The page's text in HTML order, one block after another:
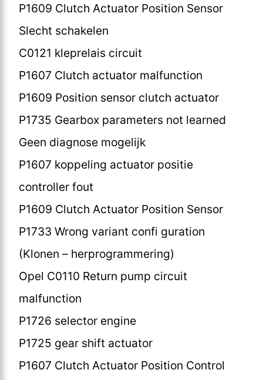
P1609 Clutch Actuator Position Sensor
Slecht schakelen
C0121 kleprelais circuit
P1607 Clutch actuator malfunction
P1609 Position sensor clutch actuator
P1735 Gearbox parameters not learned
Geen diagnose mogelijk
P1607 koppeling actuator positie
controller fout
P1609 Clutch Actuator Position Sensor
P1733 Wrong variant confi guration
(Klonen – herprogrammering)
Opel C0110 Return pump circuit
malfunction
P1726 selector engine
P1725 gear shift actuator
P1607 Clutch Actuator Position Control